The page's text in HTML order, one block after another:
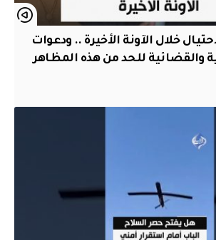
خلال الآونة الأخيرة .. ودعوات
والقضائية للحد من هذه المظاهر